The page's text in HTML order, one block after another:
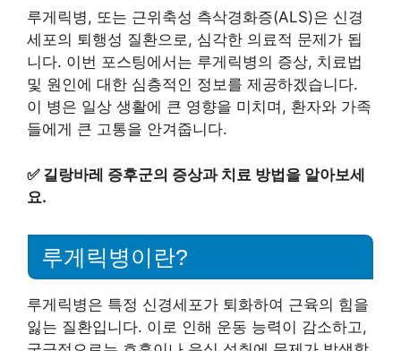
루게릭병, 또는 근위축성 측삭경화증(ALS)은 신경
세포의 퇴행성 질환으로, 심각한 의료적 문제가 됩
니다. 이번 포스팅에서는 루게릭병의 증상, 치료법
및 원인에 대한 심층적인 정보를 제공하겠습니다.
이 병은 일상 생활에 큰 영향을 미치며, 환자와 가족
들에게 큰 고통을 안겨줍니다.
✅ 길랑바레 증후군의 증상과 치료 방법을 알아보세
요.
루게릭병이란?
루게릭병은 특정 신경세포가 퇴화하여 근육의 힘을
잃는 질환입니다. 이로 인해 운동 능력이 감소하고,